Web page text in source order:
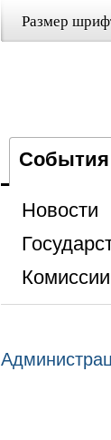
Размер
События
Новости